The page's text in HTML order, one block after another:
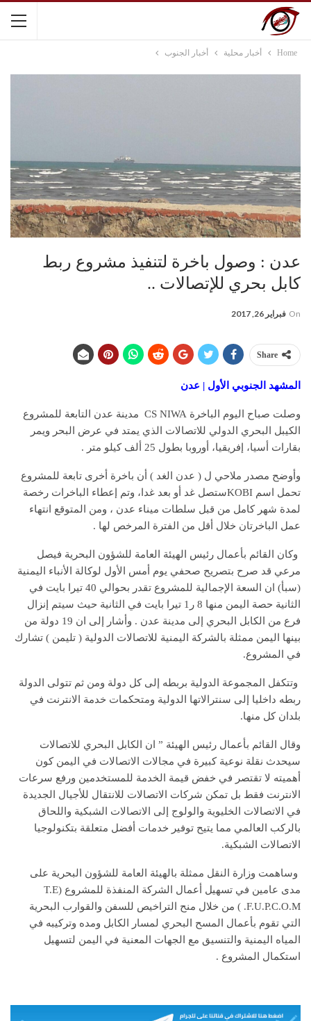
Home أخبار محلية أخبار الجنوب
عدن : وصول باخرة لتنفيذ مشروع ربط
كابل بحري للإتصالات ..
On فبراير 26, 2017
Share
المشهد الجنوبي الأول | عدن
وصلت صباح اليوم الباخرة CS NIWA مدينة عدن التابعة للمشروع
الكيبل البحري الدولي للاتصالات الذي يمتد في عرض البحر ويمر
بقارات أسيا، إفريقيا، أوروبا بطول 25 ألف كيلو متر .
وأوضح مصدر ملاحي ل ( عدن الغد ) أن باخرة أخرى تابعة للمشروع
تحمل اسم KOBIستصل غد أو بعد غدا، وتم إعطاء الباخرات رخصة
لمدة شهر كامل من قبل سلطات ميناء عدن ، ومن المتوقع انتهاء
عمل الباخرتان خلال أقل من الفترة المرخص لها .
وكان القائم بأعمال رئيس الهيئة العامة للشؤون البحرية فيصل
مرعي قد صرح بتصريح صحفي يوم أمس الأول لوكالة الأنباء اليمنية
(سبأ) ان السعة الإجمالية للمشروع تقدر بحوالي 40 تيرا بايت في
الثانية حصة اليمن منها 8 ر1 تيرا بايت في الثانية حيث سيتم إنزال
فرع من الكابل البحري إلى مدينة عدن . وأشار إلى ان 19 دولة من
بينها اليمن ممثلة بالشركة اليمنية للاتصالات الدولية ( تليمن ) تشارك
في المشروع.
وتتكفل المجموعة الدولية بربطه إلى كل دولة ومن ثم تتولى الدولة
ربطه داخليا إلى سنترالاتها الدولية ومتحكمات خدمة الانترنت في
بلدان كل منها.
وقال القائم بأعمال رئيس الهيئة ” ان الكابل البحري للاتصالات
سيحدث نقلة نوعية كبيرة في مجالات الاتصالات في اليمن كون
أهميته لا تقتصر في خفض قيمة الخدمة للمستخدمين ورفع سرعات
الانترنت فقط بل تمكن شركات الاتصالات للانتقال للأجيال الجديدة
في الاتصالات الخليوية والولوج إلى الاتصالات الشبكية واللحاق
بالركب العالمي مما يتيح توفير خدمات أفضل متعلقة بتكنولوجيا
الاتصالات الشبكية.
وساهمت وزارة النقل ممثلة بالهيئة العامة للشؤون البحرية على
مدى عامين في تسهيل أعمال الشركة المنفذة للمشروع (T.E
.F.U.P.C.O.M ) من خلال منح التراخيص للسفن والقوارب البحرية
التي تقوم بأعمال المسح البحري لمسار الكابل ومده وتركيبه في
المياه اليمنية والتنسيق مع الجهات المعنية في اليمن لتسهيل
استكمال المشروع .